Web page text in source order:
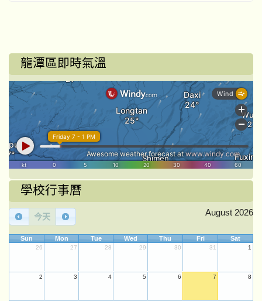
龍潭區即時氣溫
學校行事曆
今天 August 2026
Sun Mon Tue Wed Thu Fri Sat
26 27 28 29 30 31 1
2 3 4 5 6 7 8